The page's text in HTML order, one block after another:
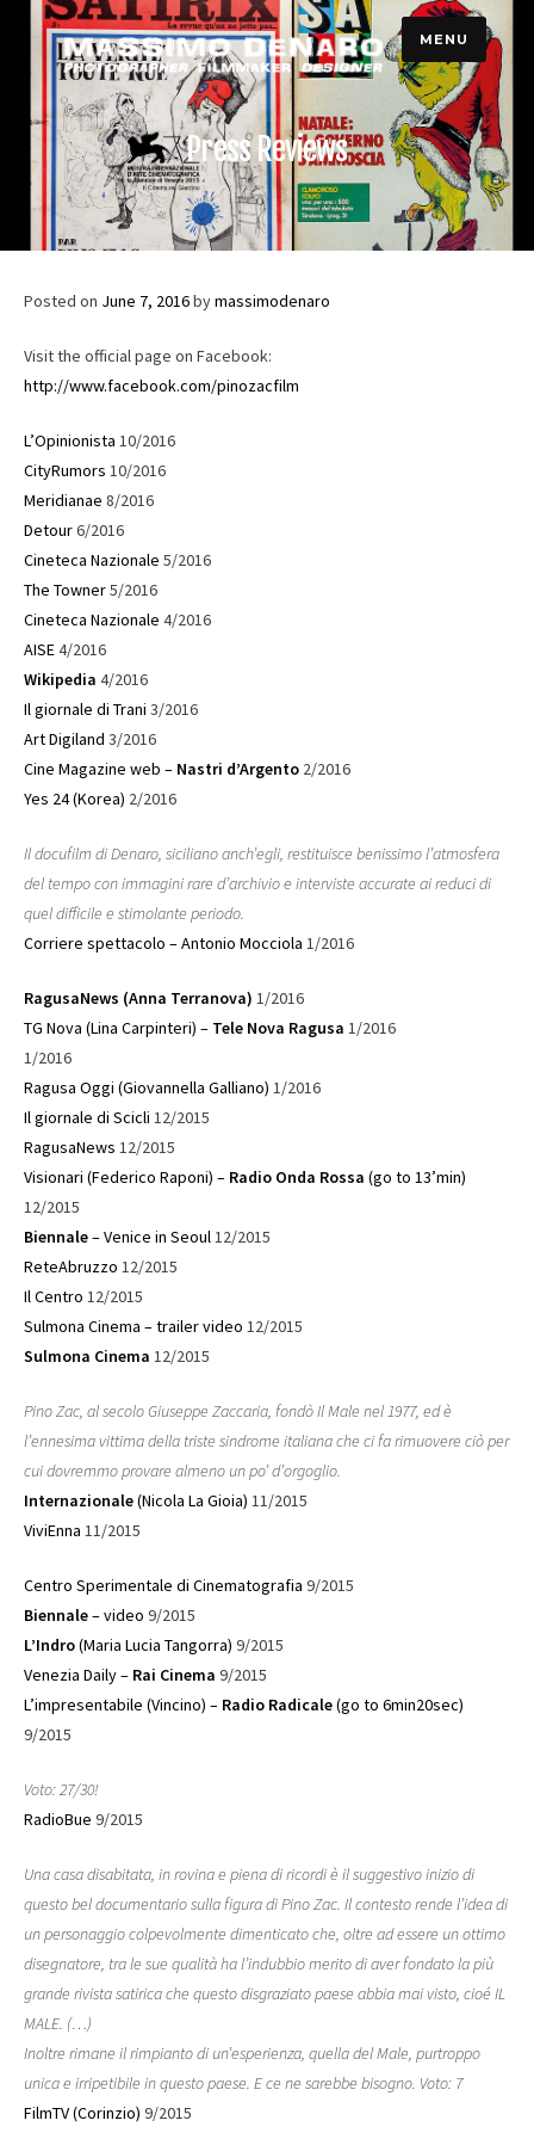
content
MENU
Press Reviews
Posted on June 7, 2016bymassimodenaro
Visit the official page on Facebook:
http://www.facebook.com/pinozacfilm
L’Opinionista 10/2016
CityRumors 10/2016
Meridianae 8/2016
Detour6/2016
Cineteca Nazionale 5/2016
The Towner5/2016
Cineteca Nazionale 4/2016
AISE4/2016
Wikipedia 4/2016
Il giornale di Trani 3/2016
Art Digiland 3/2016
Cine Magazine web – Nastri d’Argento 2/2016
Yes 24 (Korea) 2/2016
Il docufilm di Denaro, siciliano anch’egli, restituisce benissimo l’atmosfera
del tempo con immagini rare d’archivio e interviste accurate ai reduci di
quel difficile e stimolante periodo.
Corriere spettacolo – Antonio Mocciola 1/2016
RagusaNews (Anna Terranova) 1/2016
TG Nova (Lina Carpinteri) – Tele Nova Ragusa 1/2016
1/2016
Ragusa Oggi (Giovannella Galliano) 1/2016
Il giornale di Scicli 12/2015
RagusaNews 12/2015
Visionari (Federico Raponi) – Radio Onda Rossa (go to 13’min)
12/2015
Biennale– Venice in Seoul12/2015
ReteAbruzzo 12/2015
Il Centro 12/2015
Sulmona Cinema – trailer video 12/2015
Sulmona Cinema 12/2015
Pino Zac, al secolo Giuseppe Zaccaria, fondò Il Male nel 1977, ed è
l’ennesima vittima della triste sindrome italiana che ci fa rimuovere ciò per
cui dovremmo provare almeno un po’ d’orgoglio.
Internazionale(Nicola La Gioia) 11/2015
ViviEnna 11/2015
Centro Sperimentale di Cinematografia 9/2015
Biennale– video 9/2015
L’Indro(Maria Lucia Tangorra) 9/2015
Venezia Daily – Rai Cinema 9/2015
L’impresentabile (Vincino) – Radio Radicale(go to 6min20sec)
9/2015
Voto: 27/30!
RadioBue 9/2015
Una casa disabitata, in rovina e piena di ricordi è il suggestivo inizio di
questo bel documentario sulla figura di Pino Zac. Il contesto rende l’idea di
un personaggio colpevolmente dimenticato che, oltre ad essere un ottimo
disegnatore, tra le sue qualità ha l’indubbio merito di aver fondato la più
grande rivista satirica che questo disgraziato paese abbia mai visto, cioé IL
MALE. (…)
Inoltre rimane il rimpianto di un’esperienza, quella del Male, purtroppo
unica e irripetibile in questo paese. E ce ne sarebbe bisogno. Voto: 7
FilmTV (Corinzio) 9/2015